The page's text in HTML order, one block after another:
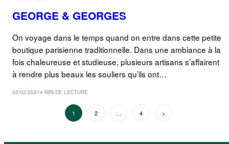
GEORGE & GEORGES
On voyage dans le temps quand on entre dans cette petite
boutique parisienne traditionnelle. Dans une ambiance à la
fois chaleureuse et studieuse, plusieurs artisans s’affairent
à rendre plus beaux les souliers qu’ils ont…
03/02/20214 MIN DE LECTURE
PAGINATION
DES
PUBLICATIONS
1 2 … 4 Suivant